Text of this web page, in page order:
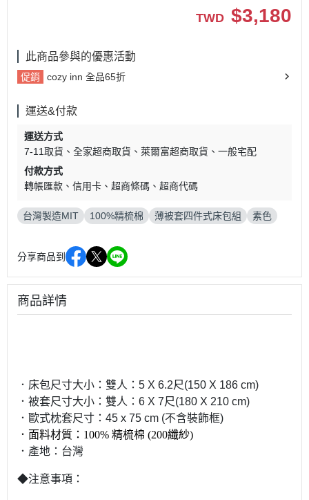
TWD $3,180
此商品參與的優惠活動
促銷 cozy inn 全品65折
運送&付款
運送方式
7-11取貨
全家超商取貨 萊爾富超商取貨
一般宅配
付款方式
轉帳匯款
信用卡 超商條碼 超商代碼
台灣製造MIT 100%精梳棉 薄被套四件式床包組 素色
分享商品到
商品詳情
．床包尺寸大小：雙人： 5 X 6.2尺(150 X 186 cm)
．被套尺寸大小：雙人： 6 X 7尺(180 X 210 cm)
．歐式枕套尺寸： 45 x 75 cm (不含裝飾框)
． 面料材質 ： 100% 精梳棉 (200纖紗)
．產地：台灣
◆注意事項：